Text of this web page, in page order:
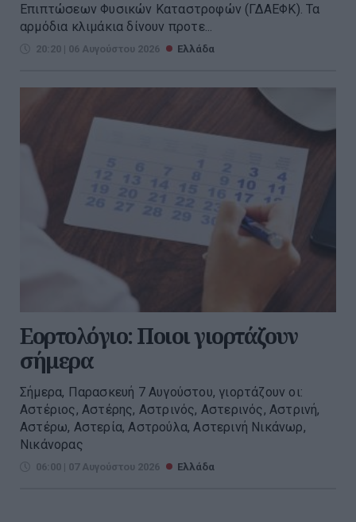
Επιπτώσεων Φυσικών Καταστροφών (ΓΔΑΕΦΚ). Τα
αρμόδια κλιμάκια δίνουν προτε...
20:20 | 06 Αυγούστου 2026 Ελλάδα
Εορτολόγιο: Ποιοι γιορτάζουν
σήμερα
Σήμερα, Παρασκευή 7 Αυγούστου, γιορτάζουν οι:
Αστέριος, Αστέρης, Αστρινός, Αστερινός, Αστρινή,
Αστέρω, Αστερία, Αστρούλα, Αστερινή Νικάνωρ,
Νικάνορας
06:00 | 07 Αυγούστου 2026 Ελλάδα